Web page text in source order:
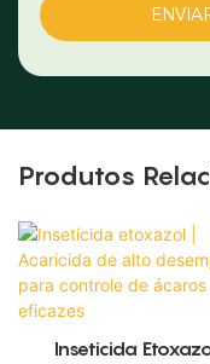
Produtos
Inseticida